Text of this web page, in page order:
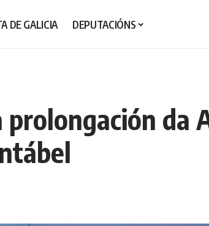
DE GALICIA DEPUTACIÓNS
da